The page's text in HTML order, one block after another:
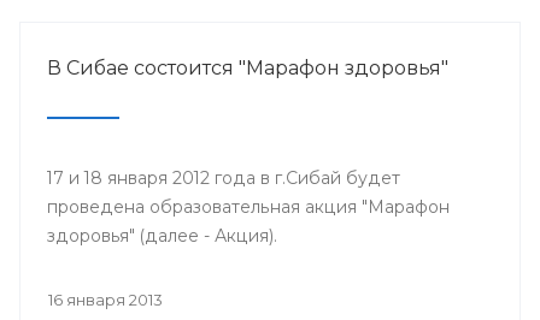
В Сибае состоится "Марафон здоровья"
17 и 18 января 2012 года в г.Сибай будет
проведена образовательная акция "Марафон
здоровья" (далее - Акция).
16 января 2013